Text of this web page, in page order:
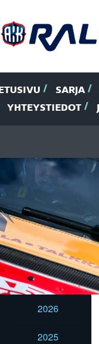
ETUSIVU SARJA
YHTEYSTIEDOT
2026
2025